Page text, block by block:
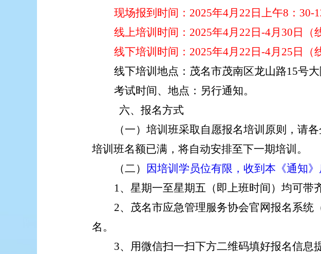
现场报到时间： 2025年4月22日上午8：30-
线上培训时间： 2025年4月22日-4月30日（
线下培训时间： 2025年4月22日-4月25日（
线下培训 地点 ： 茂名市茂南区龙山路15号
考试时间、地点 ：另行通知。
六、 报名方式
（一）培训班采取自愿报名培训原则，请
培训班名额已满，将自动安排至下一期培训。
（二）
因培训学员位有限，收到本《通知
1、星期一至星期五（即上班时间）均可带
2、 茂名市应急管理服务协会官网报名系统
名。
3、用微信扫一扫下方二维码填好报名信息